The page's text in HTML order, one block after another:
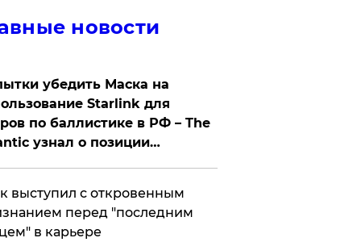
новости
убедить Маска на
Starlink для
по баллистике в РФ – The
узнал о позиции
выступил с откровенным
перед "последним
в карьере